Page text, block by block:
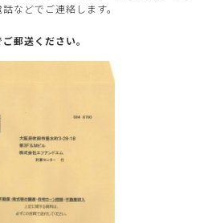
などでご連絡します。
郵送ください。